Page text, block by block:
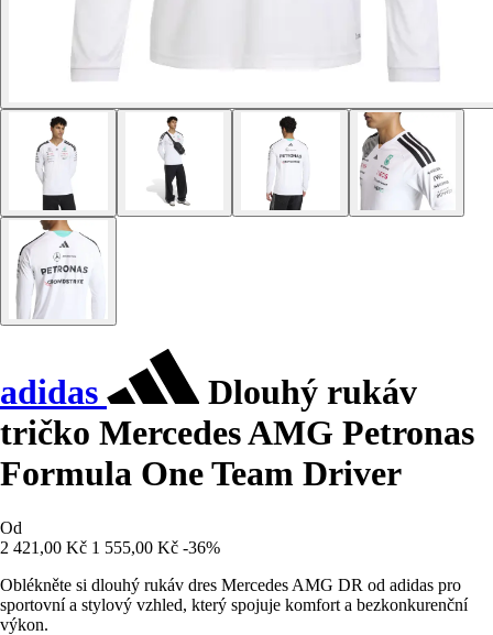
adidas
Dlouhý rukáv
tričko Mercedes AMG Petronas
Formula One Team Driver
Od
2 421,00 Kč 1 555,00 Kč -36%
Oblékněte si dlouhý rukáv dres Mercedes AMG DR od adidas pro
sportovní a stylový vzhled, který spojuje komfort a bezkonkurenční
výkon.